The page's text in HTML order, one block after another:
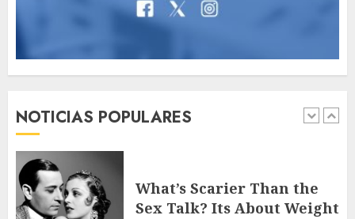
NOTICIAS POPULARES
1
Searching for the
forgotten heroes of World
MAYO 14, 2024
What’s Scarier Than the
Sex Talk? Its About Weight